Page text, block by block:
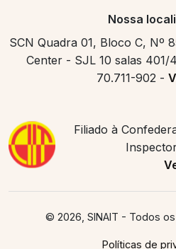
Nossa
SCN Quadra 01, Bloco C, Nº
Center - SJL 10 salas 401/
70.711-902 -
Filiado à
© 2026, SINAIT - Todos
Políticas de